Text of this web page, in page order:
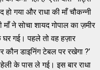
गया और राधा की माँ चौकन्नी
ने सोचा शायद गोपाल का ज़मीर
गई। पहले तो वह हज़ार
कौन डाइनिंग टेबल पर रखेगा ?’
के पास ले गई। इस बार राधा